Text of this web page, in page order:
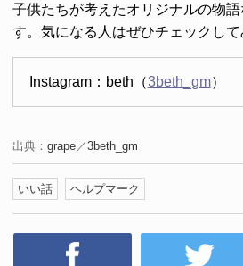
子供たちが考えたオリジナルの物
す。気になる人はぜひチェックして
Instagram：beth（3beth_gm）
出典： grape ／3beth_gm
いい話 ヘルプマーク